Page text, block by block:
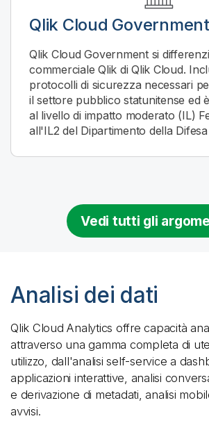
Qlik Cloud Government
Qlik Cloud Governmentsi
commerciale Qlik di Qlik Cloud.
protocolli di sicurezza necessari
il settore pubblico statunitense ed
al livello di impatto moderato (IL)
all'IL2 del Dipartimento della
Vedi tutti gli
Analisi dei dati
Qlik Cloud Analytics offre capacità
attraverso una gamma completa di
utilizzo, dall'analisi self-service a
applicazioni interattive, analisi
e derivazione di metadati, analisi
avvisi.